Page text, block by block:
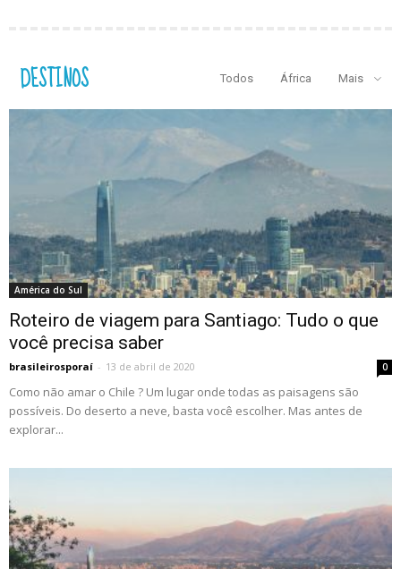
DESTINOS Todos África Mais
América do Sul
Roteiro de viagem para Santiago: Tudo o que
você precisa saber
brasileirosporaí - 13 de abril de 2020 0
Como não amar o Chile ? Um lugar onde todas as paisagens são
possíveis. Do deserto a neve, basta você escolher. Mas antes de
explorar...